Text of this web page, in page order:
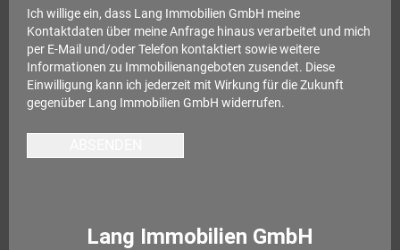
Ich willige ein, dass Lang Immobilien GmbH meine
Kontaktdaten über meine Anfrage hinaus verarbeitet und mich
per E-Mail und/oder Telefon kontaktiert sowie weitere
Informationen zu Immobilienangeboten zusendet. Diese
Einwilligung kann ich jederzeit mit Wirkung für die Zukunft
gegenüber Lang Immobilien GmbH widerrufen.
Lang Immobilien GmbH